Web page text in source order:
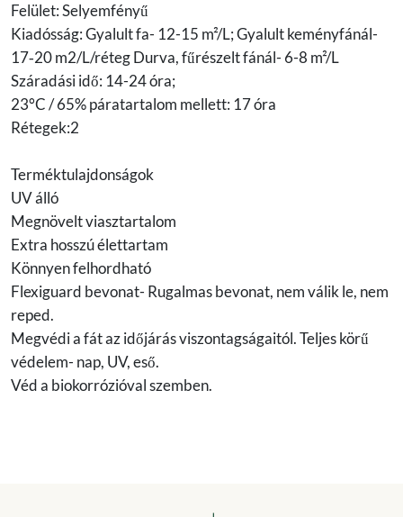
Felület: Selyemfényű
Kiadósság: Gyalult fa- 12-15 m²/L; Gyalult keményfánál-
17‐20 m2/L/réteg Durva, fűrészelt fánál- 6-8 m²/L
Száradási idő: 14-24 óra;
23°C / 65% páratartalom mellett: 17 óra
Rétegek:2
Terméktulajdonságok
UV álló
Megnövelt viasztartalom
Extra hosszú élettartam
Könnyen felhordható
Flexiguard bevonat- Rugalmas bevonat, nem válik le, nem
reped.
Megvédi a fát az időjárás viszontagságaitól. Teljes körű
védelem- nap, UV, eső.
Véd a biokorrózióval szemben.